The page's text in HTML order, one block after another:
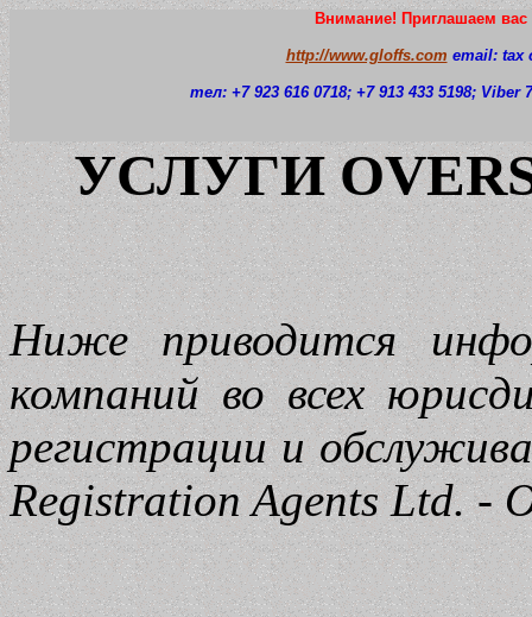
Внимание! Приглашаем
http://www.gloffs.com email: tax
тел: +7 923 616 0718; +7 913 433 5198; Viber
УСЛУГИ
Ниже приводится
компаний во всех
регистрации и
Registration Agents Ltd. -